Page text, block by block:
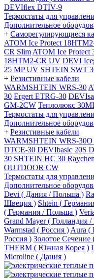
DEVIflex DTIV-9
Термостаты для
Дополнительное
+ Саморегулирующиеся
ATOM Ice Protect
CR Slim ATOM Ice
18HTM2-CR UV DEVI
25 MP UV SHTEIN SWT
+ Резистивные кабели
WARMSHTEIN WRS-30
30 Ergert ETRG-30
GM-2CW Теплолюкс
Термостаты для
Дополнительное
+ Резистивные кабели
WARMSHTEIN WRS-30O
DTCE-30 DEVIbasic 20S
30 SHTEIN HC 30
OUTDOOR CW
Термостаты для
Дополнительное
Devi ( Дания / Польша )
Швеция ) Shtein (
( Германия / Польша )
Grand Mayer ( Голландия
Warmstad ( Россия ) Aura (
Россия ) Золотое Сечение
THERM ( Южная Корея )
Microline ( Дания )